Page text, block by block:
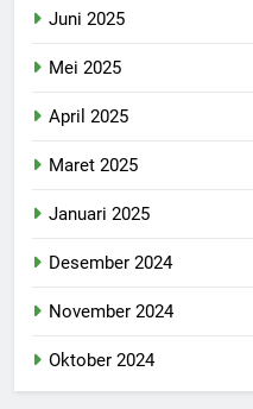
Juni 2025
Mei 2025
April 2025
Maret 2025
Januari 2025
Desember 2024
November 2024
Oktober 2024